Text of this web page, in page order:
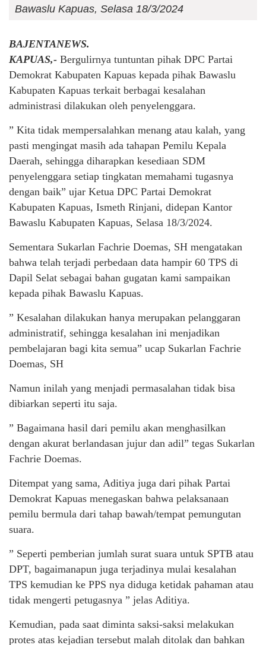
Bawaslu Kapuas, Selasa 18/3/2024
BAJENTANEWS.
KAPUAS,- Bergulirnya tuntuntan pihak DPC Partai
Demokrat Kabupaten Kapuas kepada pihak Bawaslu
Kabupaten Kapuas terkait berbagai kesalahan
administrasi dilakukan oleh penyelenggara.
” Kita tidak mempersalahkan menang atau kalah, yang
pasti mengingat masih ada tahapan Pemilu Kepala
Daerah, sehingga diharapkan kesediaan SDM
penyelenggara setiap tingkatan memahami tugasnya
dengan baik” ujar Ketua DPC Partai Demokrat
Kabupaten Kapuas, Ismeth Rinjani, didepan Kantor
Bawaslu Kabupaten Kapuas, Selasa 18/3/2024.
Sementara Sukarlan Fachrie Doemas, SH mengatakan
bahwa telah terjadi perbedaan data hampir 60 TPS di
Dapil Selat sebagai bahan gugatan kami sampaikan
kepada pihak Bawaslu Kapuas.
” Kesalahan dilakukan hanya merupakan pelanggaran
administratif, sehingga kesalahan ini menjadikan
pembelajaran bagi kita semua” ucap Sukarlan Fachrie
Doemas, SH
Namun inilah yang menjadi permasalahan tidak bisa
dibiarkan seperti itu saja.
” Bagaimana hasil dari pemilu akan menghasilkan
dengan akurat berlandasan jujur dan adil” tegas Sukarlan
Fachrie Doemas.
Ditempat yang sama, Aditiya juga dari pihak Partai
Demokrat Kapuas menegaskan bahwa pelaksanaan
pemilu bermula dari tahap bawah/tempat pemungutan
suara.
” Seperti pemberian jumlah surat suara untuk SPTB atau
DPT, bagaimanapun juga terjadinya mulai kesalahan
TPS kemudian ke PPS nya diduga ketidak pahaman atau
tidak mengerti petugasnya ” jelas Aditiya.
Kemudian, pada saat diminta saksi-saksi melakukan
protes atas kejadian tersebut malah ditolak dan bahkan